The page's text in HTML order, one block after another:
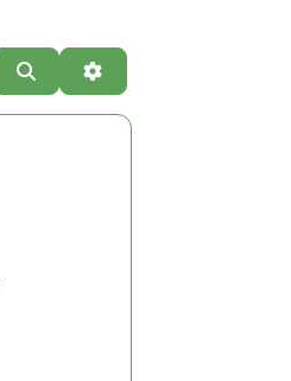
Advanced Filters